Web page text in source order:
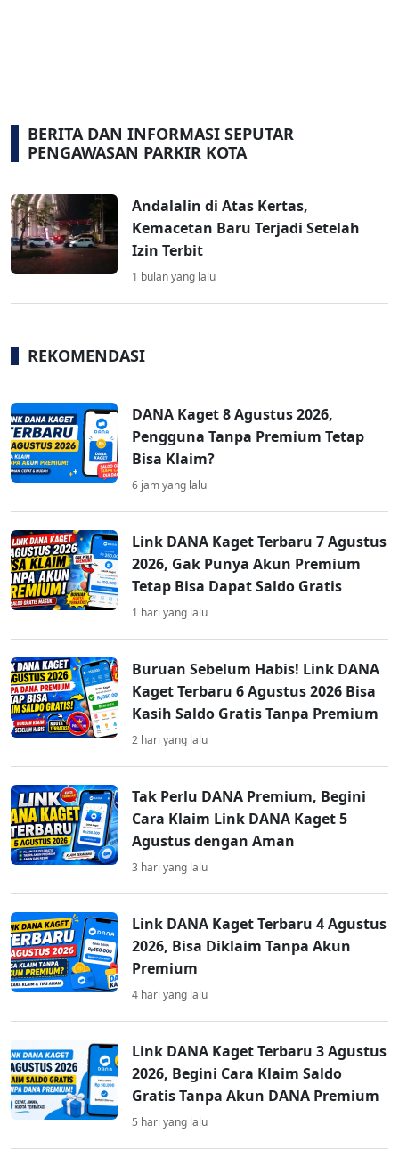
BERITA DAN INFORMASI SEPUTAR
PENGAWASAN PARKIR KOTA
Andalalin di Atas Kertas,
Kemacetan Baru Terjadi Setelah
Izin Terbit
1 bulan yang lalu
REKOMENDASI
DANA Kaget 8 Agustus 2026,
Pengguna Tanpa Premium Tetap
Bisa Klaim?
6 jam yang lalu
Link DANA Kaget Terbaru 7 Agustus
2026, Gak Punya Akun Premium
Tetap Bisa Dapat Saldo Gratis
1 hari yang lalu
Buruan Sebelum Habis! Link DANA
Kaget Terbaru 6 Agustus 2026 Bisa
Kasih Saldo Gratis Tanpa Premium
2 hari yang lalu
Tak Perlu DANA Premium, Begini
Cara Klaim Link DANA Kaget 5
Agustus dengan Aman
3 hari yang lalu
Link DANA Kaget Terbaru 4 Agustus
2026, Bisa Diklaim Tanpa Akun
Premium
4 hari yang lalu
Link DANA Kaget Terbaru 3 Agustus
2026, Begini Cara Klaim Saldo
Gratis Tanpa Akun DANA Premium
5 hari yang lalu